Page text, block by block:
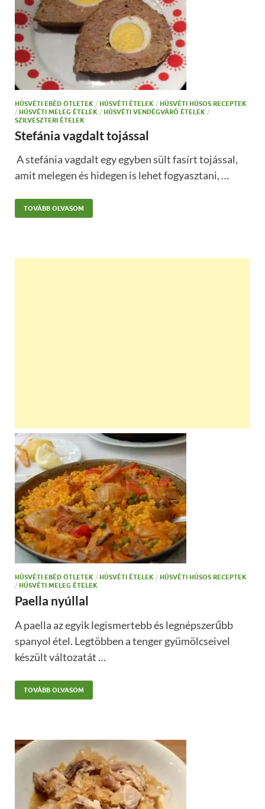
HÚSVÉTI EBÉD ÖTLETEK / HÚSVÉTI ÉTELEK / HÚSVÉTI HÚSOS RECEPTEK
/ HÚSVÉTI MELEG ÉTELEK / HÚSVÉTI VENDÉGVÁRÓ ÉTELEK /
SZILVESZTERI ÉTELEK
Stefánia vagdalt tojással
A stefánia vagdalt egy egyben sült fasírt tojással,
amit melegen és hidegen is lehet fogyasztani, …
TOVÁBB OLVASOM
HÚSVÉTI EBÉD ÖTLETEK / HÚSVÉTI ÉTELEK / HÚSVÉTI HÚSOS RECEPTEK
/ HÚSVÉTI MELEG ÉTELEK
Paella nyúllal
A paella az egyik legismertebb és legnépszerűbb
spanyol étel. Legtöbben a tenger gyümölcseivel
készült változatát …
TOVÁBB OLVASOM